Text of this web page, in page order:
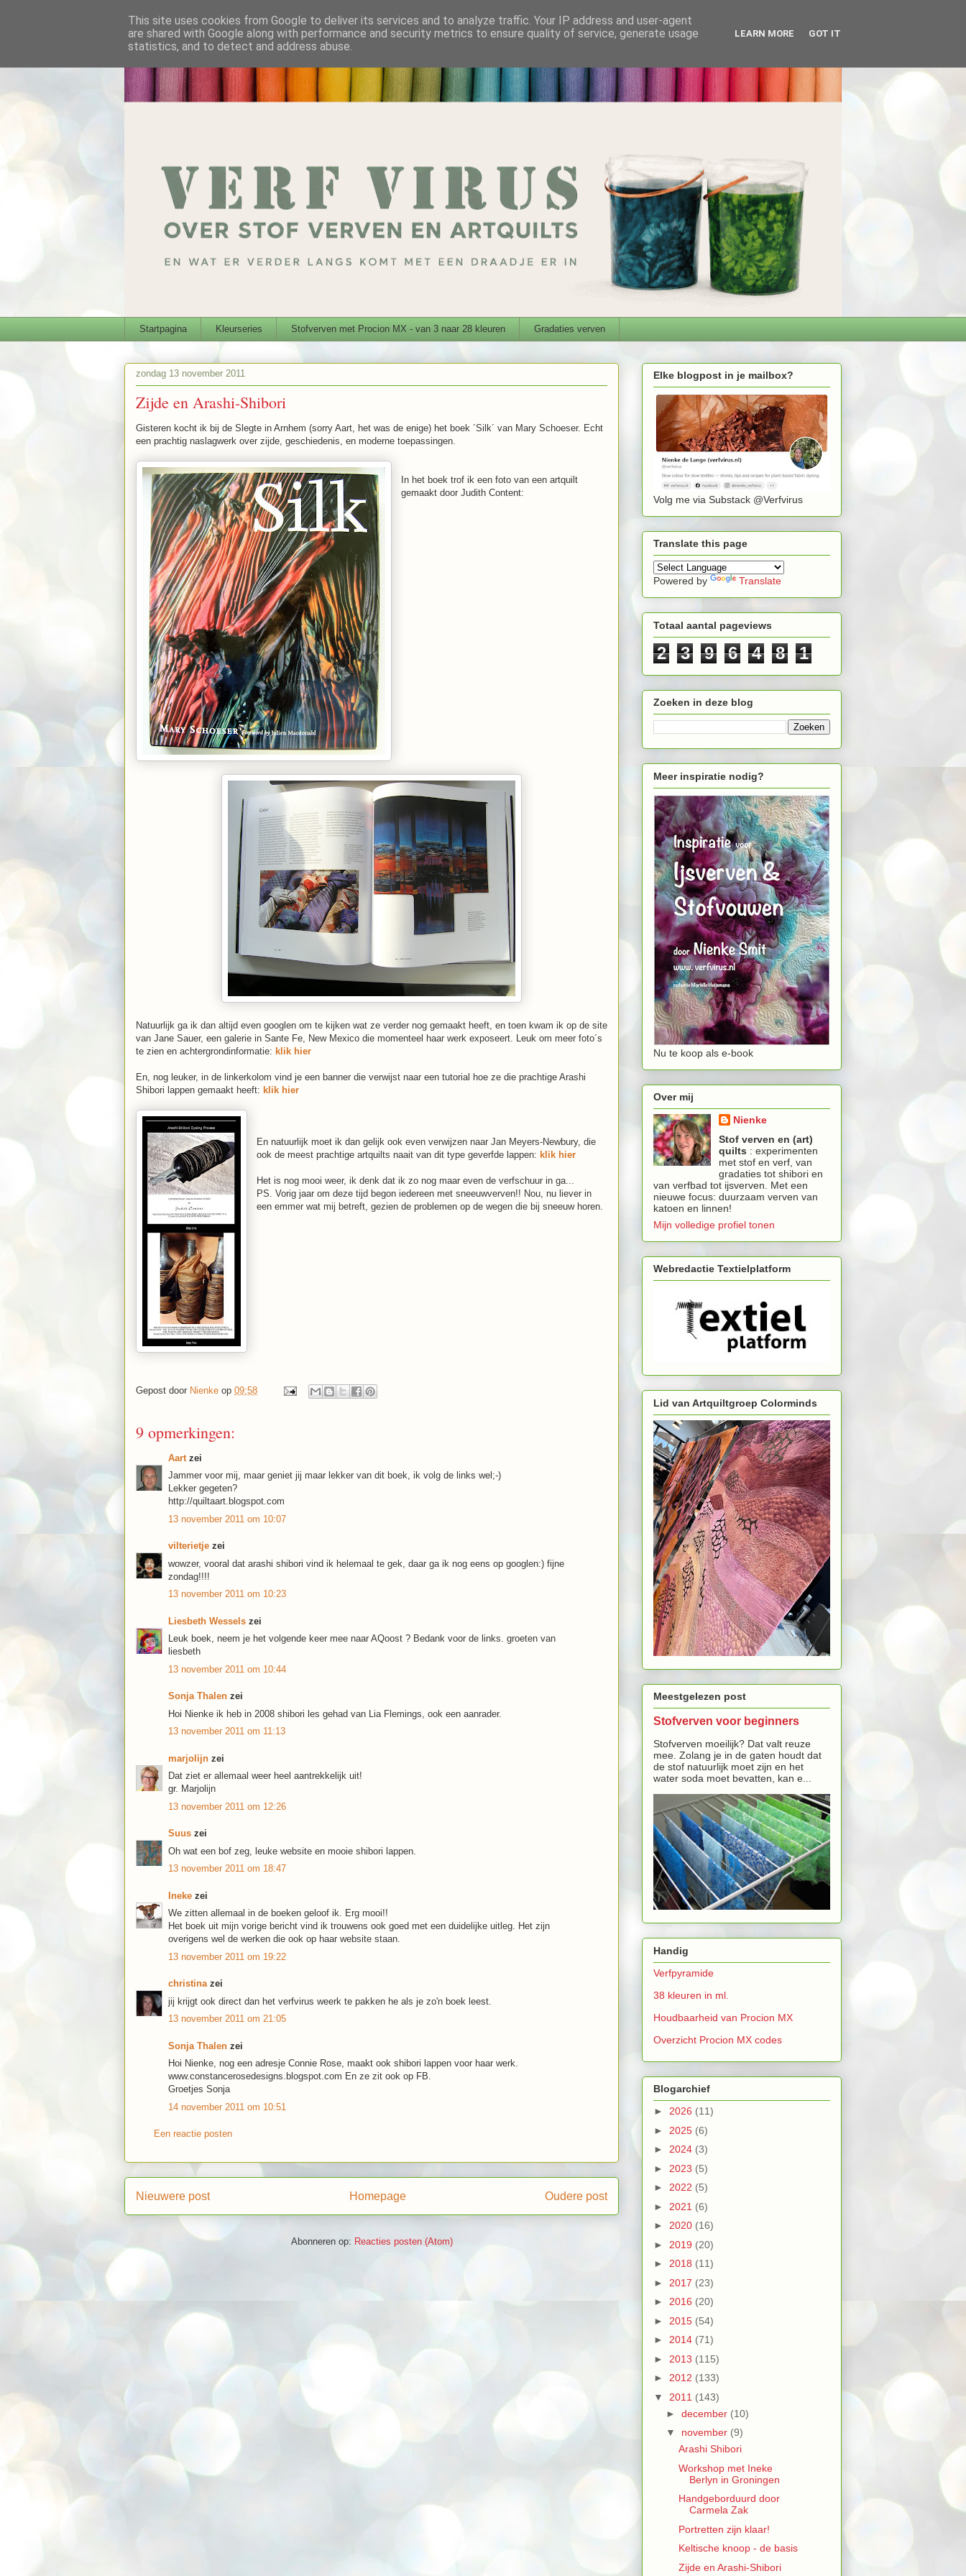
Startpagina Kleurseries Stofverven met Procion MX - van 3 naar 28 kleuren Gradaties verven
zondag 13 november 2011
Zijde en Arashi-Shibori
Gisteren kocht ik bij de Slegte in Arnhem (sorry Aart, het was de enige) het boek ´Silk´ van Mary Schoeser. Echt
een prachtig naslagwerk over zijde, geschiedenis, en moderne toepassingen.
In het boek trof ik een foto van een artquilt
gemaakt door Judith Content:
Natuurlijk ga ik dan altijd even googlen om te kijken wat ze verder nog gemaakt heeft, en toen kwam ik op de site
van Jane Sauer, een galerie in Sante Fe, New Mexico die momenteel haar werk exposeert. Leuk om meer foto´s
te zien en achtergrondinformatie: klik hier
En, nog leuker, in de linkerkolom vind je een banner die verwijst naar een tutorial hoe ze die prachtige Arashi
Shibori lappen gemaakt heeft: klik hier
En natuurlijk moet ik dan gelijk ook even verwijzen naar Jan Meyers-Newbury, die
ook de meest prachtige artquilts naait van dit type geverfde lappen: klik hier
Het is nog mooi weer, ik denk dat ik zo nog maar even de verfschuur in ga...
PS. Vorig jaar om deze tijd begon iedereen met sneeuwverven!! Nou, nu liever in
een emmer wat mij betreft, gezien de problemen op de wegen die bij sneeuw horen.
Gepost door Nienke op 09:58
9 opmerkingen:
Aart zei
Jammer voor mij, maar geniet jij maar lekker van dit boek, ik volg de links wel;-)
Lekker gegeten?
http://quiltaart.blogspot.com
13 november 2011 om 10:07
vilterietje zei
wowzer, vooral dat arashi shibori vind ik helemaal te gek, daar ga ik nog eens op googlen:) fijne
zondag!!!!
13 november 2011 om 10:23
Liesbeth Wessels zei
Leuk boek, neem je het volgende keer mee naar AQoost ? Bedank voor de links. groeten van
liesbeth
13 november 2011 om 10:44
Sonja Thalen zei
Hoi Nienke ik heb in 2008 shibori les gehad van Lia Flemings, ook een aanrader.
13 november 2011 om 11:13
marjolijn zei
Dat ziet er allemaal weer heel aantrekkelijk uit!
gr. Marjolijn
13 november 2011 om 12:26
Suus zei
Oh wat een bof zeg, leuke website en mooie shibori lappen.
13 november 2011 om 18:47
Ineke zei
We zitten allemaal in de boeken geloof ik. Erg mooi!!
Het boek uit mijn vorige bericht vind ik trouwens ook goed met een duidelijke uitleg. Het zijn
overigens wel de werken die ook op haar website staan.
13 november 2011 om 19:22
christinazei
jij krijgt ook direct dan het verfvirus weerk te pakken he als je zo'n boek leest.
13 november 2011 om 21:05
Sonja Thalen zei
Hoi Nienke, nog een adresje Connie Rose, maakt ook shibori lappen voor haar werk.
www.constancerosedesigns.blogspot.com En ze zit ook op FB.
Groetjes Sonja
14 november 2011 om 10:51
Een reactie posten
Nieuwere post Oudere post
Homepage
Abonneren op: Reacties posten (Atom)
Elke blogpost in je mailbox?
Volg me via Substack @Verfvirus
Translate this page
Powered by Translate
Totaal aantal pageviews
2 3 9 6 4 8 1
Zoeken in deze blog
Meer inspiratie nodig?
Nu te koop als e-book
Over mij
Nienke
Stof verven en (art)
quilts : experimenten
met stof en verf, van
gradaties tot shibori en
van verfbad tot ijsverven. Met een
nieuwe focus: duurzaam verven van
katoen en linnen!
Mijn volledige profiel tonen
Webredactie Textielplatform
Lid van Artquiltgroep Colorminds
Meestgelezen post
Stofverven voor beginners
Stofverven moeilijk? Dat valt reuze
mee. Zolang je in de gaten houdt dat
de stof natuurlijk moet zijn en het
water soda moet bevatten, kan e...
Handig
Verfpyramide
38 kleuren in ml.
Houdbaarheid van Procion MX
Overzicht Procion MX codes
Blogarchief
► 2026 (11)
► 2025 (6)
► 2024 (3)
► 2023 (5)
► 2022 (5)
► 2021 (6)
► 2020 (16)
► 2019 (20)
► 2018 (11)
► 2017 (23)
► 2016 (20)
► 2015 (54)
► 2014 (71)
► 2013 (115)
► 2012 (133)
▼ 2011 (143)
► december (10)
▼ november (9)
Arashi Shibori
Workshop met Ineke
Berlyn in Groningen
Handgeborduurd door
Carmela Zak
Portretten zijn klaar!
Keltische knoop - de basis
Zijde en Arashi-Shibori
This site uses cookies from Google to deliver its services and to analyze traffic. Your IP address and user-agent
are shared with Google along with performance and security metrics to ensure quality of service, generate usage
statistics, and to detect and address abuse.
LEARN MORE GOT IT